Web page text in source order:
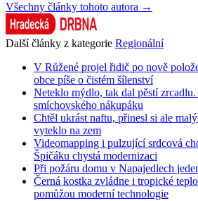
Všechny články tohoto autora →
Další články z kategorie Regionální
V Růžené projel řidič po nově
obce píše o čistém šílenství
Neteklo mýdlo, tak dal pěstí
smíchovského nákupáku
Chtěl ukrást naftu, přinesl si ale
vyteklo na zem
Videomapping i pulzující srdcová
Špičáku chystá modernizaci
Při požáru domu v Napajedlech
Černá kostka zvládne i tropické
pomůžou moderní technologie